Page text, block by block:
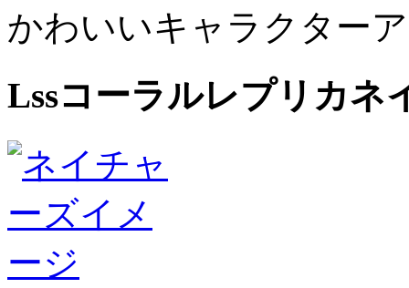
かわいいキャラクター
Lssコーラルレプリカネ